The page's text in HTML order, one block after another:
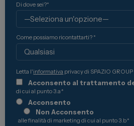
Di dove sei?*
Come possiamo ricontattarti? *
Letta l'informativa privacy di SPAZIO GROUP
Acconsento al trattamento
di cui al punto 3.a*
Acconsento
Non Acconsento
alle finalità di marketing di cui al punto 3.b*